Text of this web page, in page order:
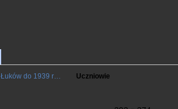
Łuków do 1939 r… Uczniowie